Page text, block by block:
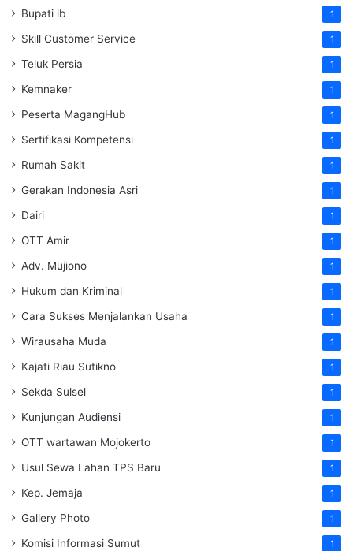
Bupati lb 1
Skill Customer Service 1
Teluk Persia 1
Kemnaker 1
Peserta MagangHub 1
Sertifikasi Kompetensi 1
Rumah Sakit 1
Gerakan Indonesia Asri 1
Dairi 1
OTT Amir 1
Adv. Mujiono 1
Hukum dan Kriminal 1
Cara Sukses Menjalankan Usaha 1
Wirausaha Muda 1
Kajati Riau Sutikno 1
Sekda Sulsel 1
Kunjungan Audiensi 1
OTT wartawan Mojokerto 1
Usul Sewa Lahan TPS Baru 1
Kep. Jemaja 1
Gallery Photo 1
Komisi Informasi Sumut 1